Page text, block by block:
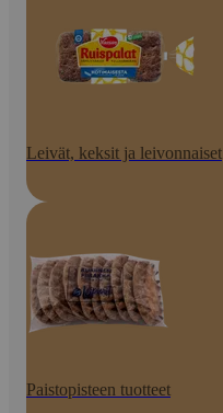
Leivät, keksit ja leivonnaiset
Paistopisteen tuotteet